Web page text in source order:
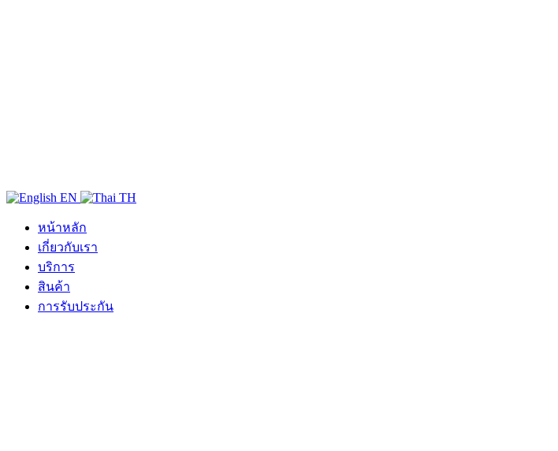
EN TH
หน้าหลัก
เกี่ยวกับเรา
บริการ
สินค้า
การรับประกัน